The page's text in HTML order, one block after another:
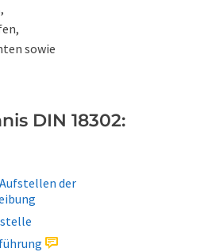
sowie
DIN 18302:
der